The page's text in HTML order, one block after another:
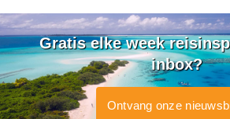
Gratis elke week
inbox?
Ontvang onze